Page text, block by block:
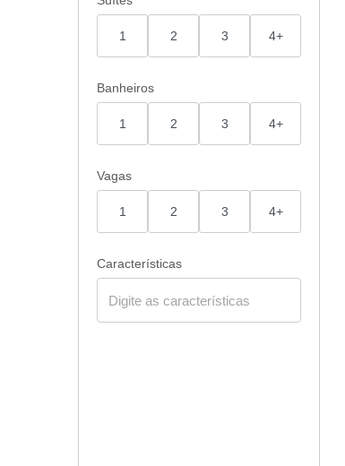
1 2 3 4+
Banheiros
1 2 3 4+
Vagas
1 2 3 4+
Características